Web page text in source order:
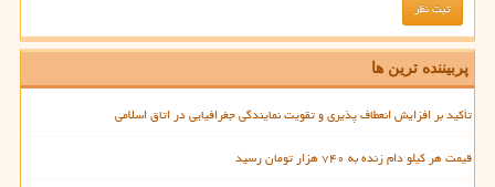
پربیننده ترین ها
تأکید بر افزایش انعطاف پذیری و تقویت نمایندگی جغرافیایی در اتاق اسلامی
قیمت هر کیلو دام زنده به ۷۴۰ هزار تومان رسید